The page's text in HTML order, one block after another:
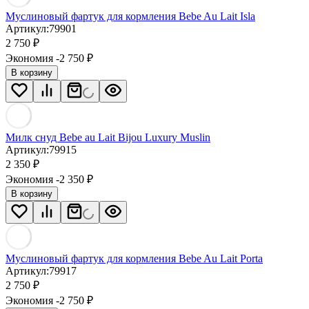
Муслиновый фартук для кормления Bebe Au Lait Isla
Артикул:79901
2 750 ₽
Экономия -2 750 ₽
В корзину
Милк снуд Bebe au Lait Bijou Luxury Muslin
Артикул:79915
2 350 ₽
Экономия -2 350 ₽
В корзину
Муслиновый фартук для кормления Bebe Au Lait Porta
Артикул:79917
2 750 ₽
Экономия -2 750 ₽